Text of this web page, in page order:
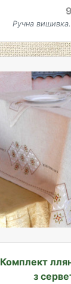
Ручна
Комплект
з